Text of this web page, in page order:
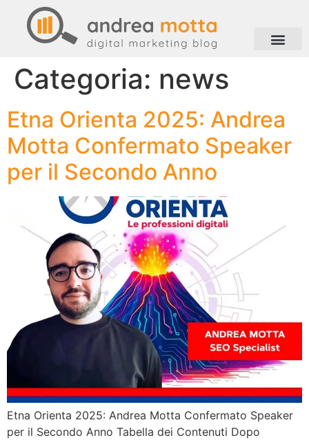
Categoria: news
Etna Orienta 2025: Andrea
Motta Confermato Speaker
per il Secondo Anno
Etna Orienta 2025: Andrea Motta Confermato Speaker
per il Secondo Anno Tabella dei Contenuti Dopo